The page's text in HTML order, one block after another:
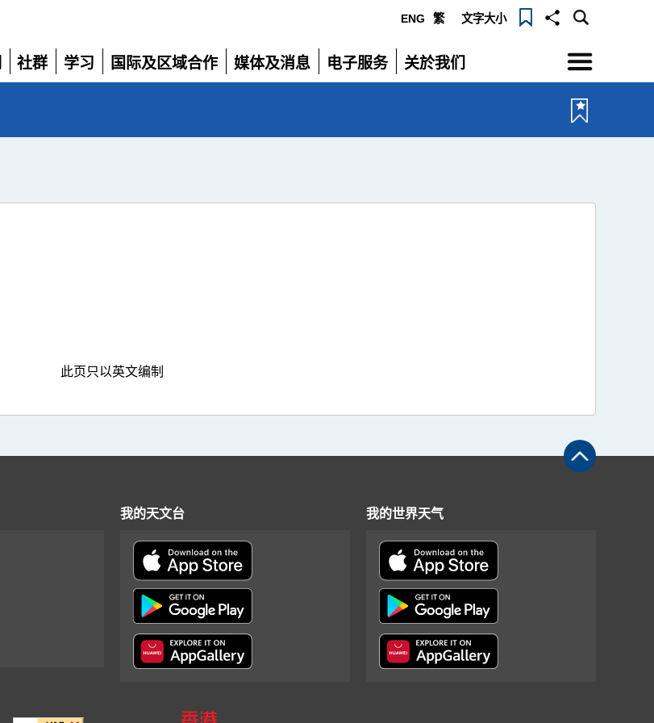
ENG 繁 文字大小
社群
展
学习
展
国际及区域合作
展
媒体及消息
展
电子服务
展
关於我们
展
选
单
此页只以英文编制
我的天文台 我的世界天气